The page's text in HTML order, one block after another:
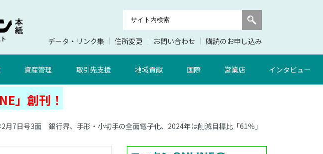
データ・リンク集 住所変更 お問い合わせ 購読のお申し込み
資産管理 取引先支援 地域貢献 国際 営業店 インタビュー
」創刊！
月7日号3面 銀行界、手形・小切手の全面電子化、2024年は削減目標比「61％」